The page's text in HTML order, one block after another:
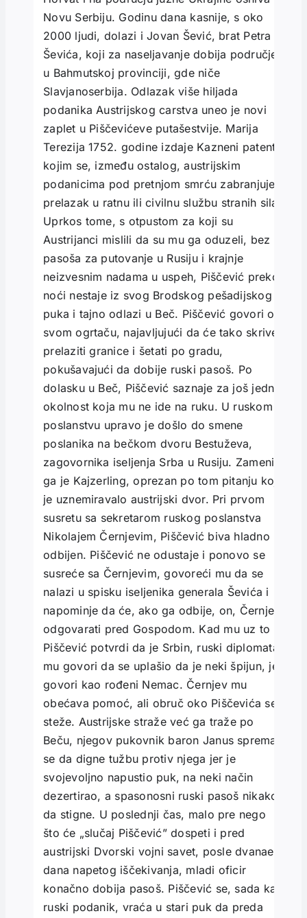
Novu Serbiju. Godinu dana kasnije, s oko
2000 ljudi, dolazi i Jovan Šević, brat Petra
Ševića, koji za naseljavanje dobija područje
u Bahmutskoj provinciji, gde niče
Slavjanoserbija. Odlazak više hiljada
podanika Austrijskog carstva uneo je novi
zaplet u Piščevićeve putašestvije. Marija
Terezija 1752. godine izdaje Kazneni patent
kojim se, između ostalog, austrijskim
podanicima pod pretnjom smrću zabranjuje
prelazak u ratnu ili civilnu službu stranih sila.
Uprkos tome, s otpustom za koji su
Austrijanci mislili da su mu ga oduzeli, bez
pasoša za putovanje u Rusiju i krajnje
neizvesnim nadama u uspeh, Piščević preko
noći nestaje iz svog Brodskog pešadijskog
puka i tajno odlazi u Beč. Piščević govori o
svom ogrtaču, najavljujući da će tako skriven
prelaziti granice i šetati po gradu,
pokušavajući da dobije ruski pasoš. Po
dolasku u Beč, Piščević saznaje za još jednu
okolnost koja mu ne ide na ruku. U ruskom
poslanstvu upravo je došlo do smene
poslanika na bečkom dvoru Bestuževa,
zagovornika iseljenja Srba u Rusiju. Zamenio
ga je Kajzerling, oprezan po tom pitanju koje
je uznemiravalo austrijski dvor. Pri prvom
susretu sa sekretarom ruskog poslanstva
Nikolajem Černjevim, Piščević biva hladno
odbijen. Piščević ne odustaje i ponovo se
susreće sa Černjevim, govoreći mu da se
nalazi u spisku iseljenika generala Ševića i
napominje da će, ako ga odbije, on, Černjev,
odgovarati pred Gospodom. Kad mu uz to
Piščević potvrdi da je Srbin, ruski diplomata
mu govori da se uplašio da je neki špijun, jer
govori kao rođeni Nemac. Černjev mu
obećava pomoć, ali obruč oko Piščevića se
steže. Austrijske straže već ga traže po
Beču, njegov pukovnik baron Janus sprema
se da digne tužbu protiv njega jer je
svojevoljno napustio puk, na neki način
dezertirao, a spasonosni ruski pasoš nikako
da stigne. U poslednji čas, malo pre nego
što će „slučaj Piščević” dospeti i pred
austrijski Dvorski vojni savet, posle dvanaest
dana napetog iščekivanja, mladi oficir
konačno dobija pasoš. Piščević se, sada kao
ruski podanik, vraća u stari puk da preda